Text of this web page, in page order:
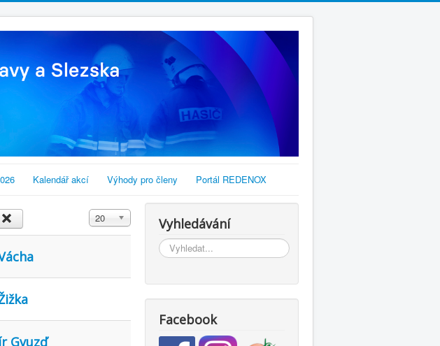
Kalendář akcí Výhody pro členy Portál REDENOX
Zobrazit
20
Gvuzď
Vyhledávání
Vyhledávání...
Facebook